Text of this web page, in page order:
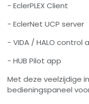
- EclerPLEX Client
- EclerNet UCP server
- VIDA / HALO control
- HUB Pilot app
Met deze veelzijdige
bedieningspaneel